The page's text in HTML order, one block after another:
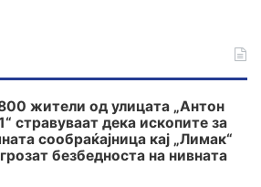
жители од улицата „Антон
стравуваат дека ископите за
сообраќајница кај „Лимак“
безбедноста на нивната